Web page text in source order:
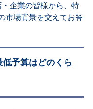
企業の皆様から、特
市場背景を交えてお答
予算はどのくら